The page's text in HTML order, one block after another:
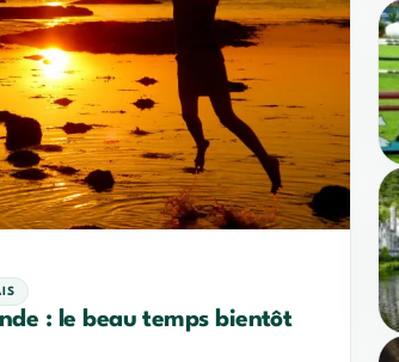
: le beau temps bientôt